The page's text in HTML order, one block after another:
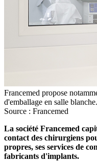
Francemed propose
d'emballage en salle blanche.
Source : Francemed
La société Francemed
contact des chirurgiens
propres, ses services de
fabricants d'implants.